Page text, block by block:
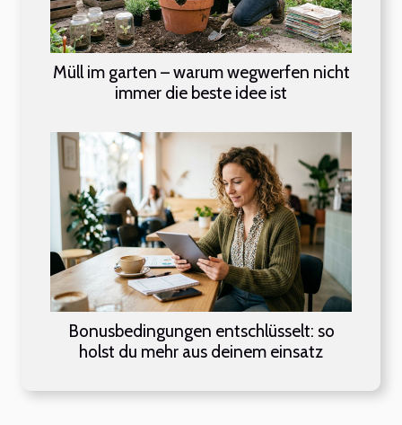
Müll im garten – warum wegwerfen nicht
immer die beste idee ist
Bonusbedingungen entschlüsselt: so
holst du mehr aus deinem einsatz